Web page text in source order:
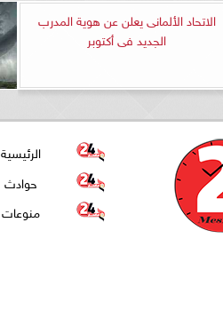
الاتحاد الألمانى يعلن عن هوية المدرب
الجديد فى أكتوبر
الرئيسية
حوادث
منوعات